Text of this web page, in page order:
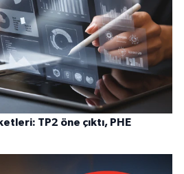
TP2 öne çıktı, PHE